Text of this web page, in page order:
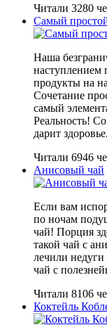
Читали 3280
Самый
Наша
продукты на
Сочетание
самый
Реальность!
дарит здоровье.
Читали 6946
Анисовый чай
Если вам
по ночам
чай! Порция
такой чай с
лечили
чай с
Читали 8106
Коктейль